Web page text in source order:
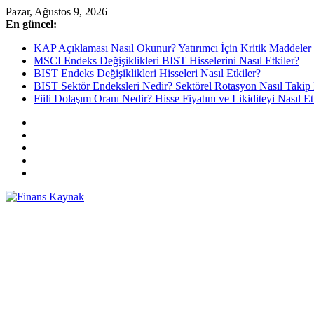
Skip
to
Pazar, Ağustos 9, 2026
En güncel:
KAP Açıklaması Nasıl Okunur? Yatırımcı İçin Kritik Maddeler
MSCI Endeks Değişiklikleri BIST Hisselerini Nasıl Etkiler?
BIST Endeks Değişiklikleri Hisseleri Nasıl Etkiler?
BIST Sektör Endeksleri Nedir? Sektörel Rotasyon Nasıl
Fiili Dolaşım Oranı Nedir? Hisse Fiyatını ve Likiditeyi Nasıl